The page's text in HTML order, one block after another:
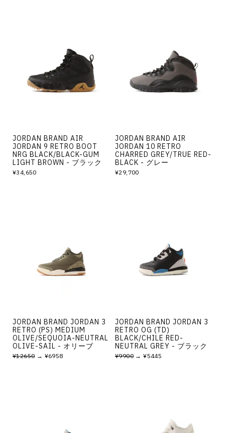
JORDAN BRAND AIR
JORDAN 9 RETRO BOOT
NRG BLACK/BLACK-GUM
LIGHT BROWN - ブラック
¥34,650
JORDAN BRAND AIR
JORDAN 10 RETRO
CHARRED GREY/TRUE RED-
BLACK - グレー
¥29,700
JORDAN BRAND JORDAN 3
RETRO (PS) MEDIUM
OLIVE/SEQUOIA-NEUTRAL
OLIVE-SAIL - オリーブ
¥12650→ ¥6958
JORDAN BRAND JORDAN 3
RETRO OG (TD)
BLACK/CHILE RED-
NEUTRAL GREY - ブラック
¥9900 → ¥5445